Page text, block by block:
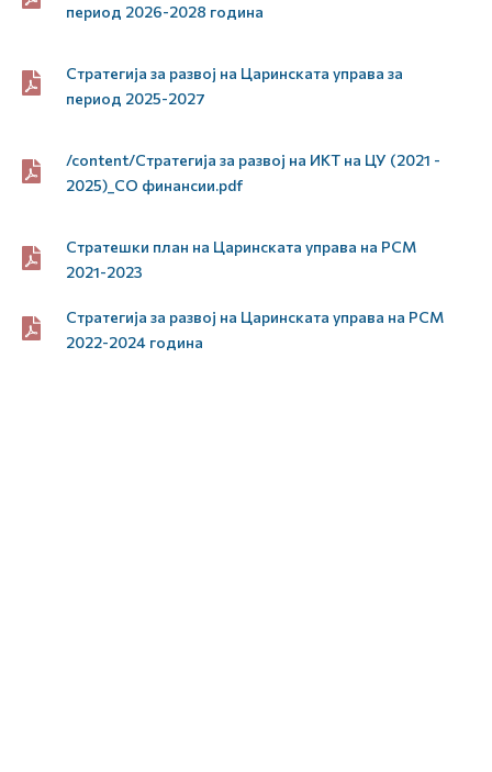
период 2026-2028 година
Стратегија за развој на Царинската управа за
период 2025-2027
/content/Стратегија за развој на ИКТ на ЦУ (2021 -
2025)_СО финансии.pdf
Стратешки план на Царинската управа на РСМ
2021-2023
Стратегија за развој на Царинската управа на РСМ
2022-2024 година